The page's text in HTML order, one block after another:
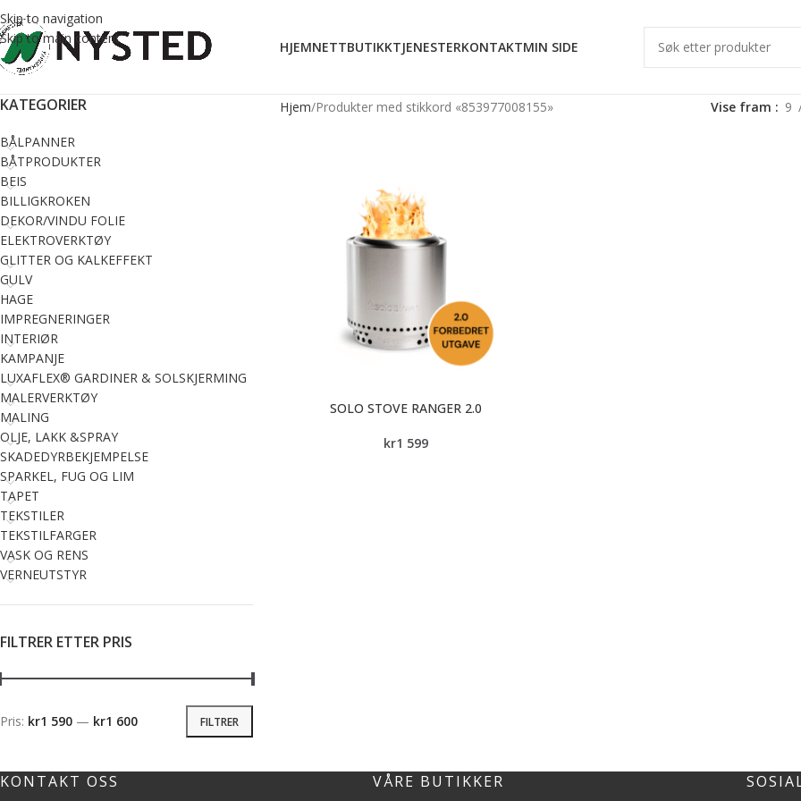
Skip to navigation
Skip to main content
HJEMNETTBUTIKKTJENESTERKONTAKTMIN SIDE
KATEGORIER
BÅLPANNER
BÅTPRODUKTER
BEIS
BILLIGKROKEN
DEKOR/VINDU FOLIE
ELEKTROVERKTØY
GLITTER OG KALKEFFEKT
GULV
HAGE
IMPREGNERINGER
INTERIØR
KAMPANJE
LUXAFLEX® GARDINER & SOLSKJERMING
MALERVERKTØY
MALING
OLJE, LAKK &SPRAY
SKADEDYRBEKJEMPELSE
SPARKEL, FUG OG LIM
TAPET
TEKSTILER
TEKSTILFARGER
VASK OG RENS
VERNEUTSTYR
FILTRER ETTER PRIS
FILTRER
Pris: kr1 590 — kr1 600
Hjem Produkter med stikkord «853977008155» Vise fram 9
SOLO STOVE RANGER 2.0
kr1 599
KONTAKT OSS VÅRE BUTIKKER